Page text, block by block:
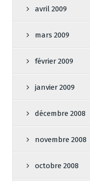
avril 2009
mars 2009
février 2009
janvier 2009
décembre 2008
novembre 2008
octobre 2008